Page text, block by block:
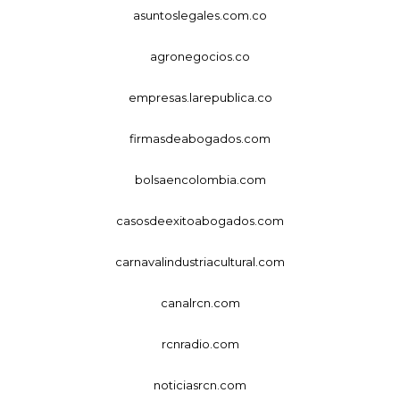
asuntoslegales.com.co
agronegocios.co
empresas.larepublica.co
firmasdeabogados.com
bolsaencolombia.com
casosdeexitoabogados.com
carnavalindustriacultural.com
canalrcn.com
rcnradio.com
noticiasrcn.com